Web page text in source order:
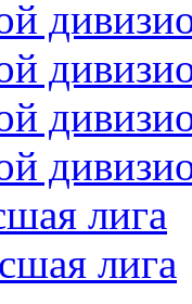
лига
лига